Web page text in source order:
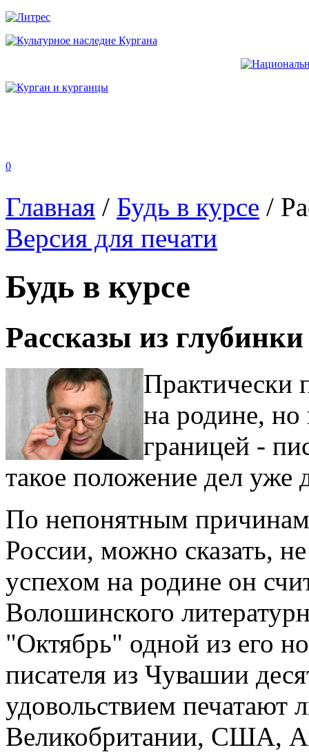
0
Главная / Будь в курсе /
Версия для печати
Будь в курсе
Рассказы из глубинки
Практически
на родине, но
границей -
такое положение дел уже
По непонятным причинам
России, можно сказать,
успехом на родине он
Волошинского
"Октябрь" одной из его
писателя из Чувашии
удовольствием печатают
Великобритании, США,